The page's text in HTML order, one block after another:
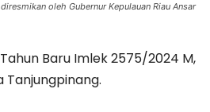
oleh Gubernur Kepulauan Riau Ansar
Baru Imlek 2575/2024 M,
Tanjungpinang.